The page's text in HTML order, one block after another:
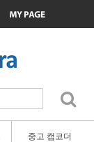
중고 캠코더